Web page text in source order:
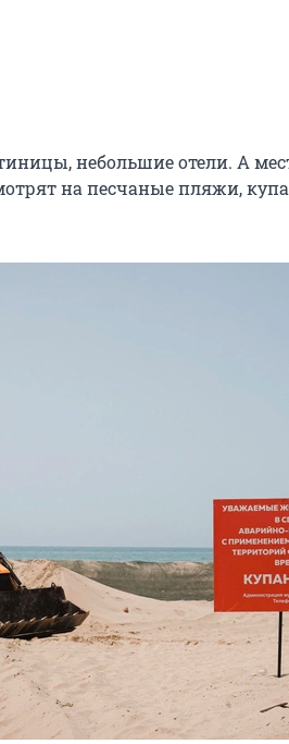
небольшие отели. А
на песчаные пляжи,